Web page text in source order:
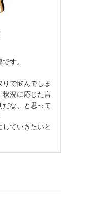
す。
で悩んでしま
状況に応じた言
だな、と思って
ていきたいと